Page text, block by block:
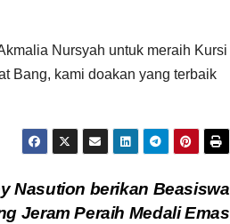
Nursyah untuk meraih Kursi
Bang, kami doakan yang terbaik
Nasution berikan Beasiswa
Jeram Peraih Medali Emas